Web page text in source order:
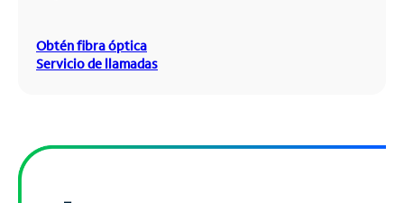
Obtén fibra óptica
Servicio de llamadas